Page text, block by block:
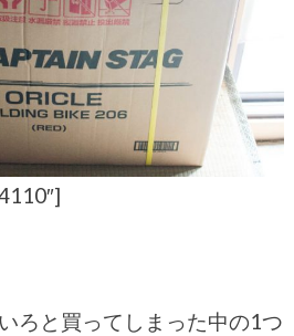
ろと買ってしまった中の1つ